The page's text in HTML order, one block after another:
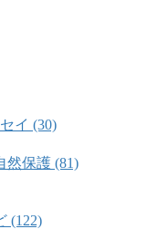
イ (30)
然保護 (81)
(122)